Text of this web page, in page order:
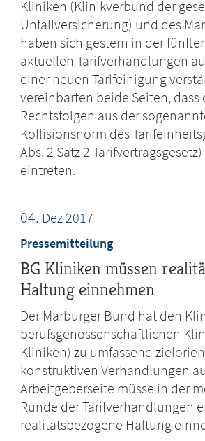
Kliniken (Klinikverbund der
Unfallversicherung) und des
haben sich gestern in der
aktuellen Tarifverhandlungen
einer neuen Tarifeinigung
vereinbarten beide Seiten, dass
Rechtsfolgen aus der
Kollisionsnorm des
Abs. 2 Satz 2
eintreten.
04. Dez2017
Pressemitteilung
BG Kliniken müssen
Haltung einnehmen
Der Marburger Bund hat den
berufsgenossenschaftlichen
Kliniken) zu umfassend
konstruktiven Verhandlungen
Arbeitgeberseite müsse in der
Runde der Tarifverhandlungen
realitätsbezogene Haltung